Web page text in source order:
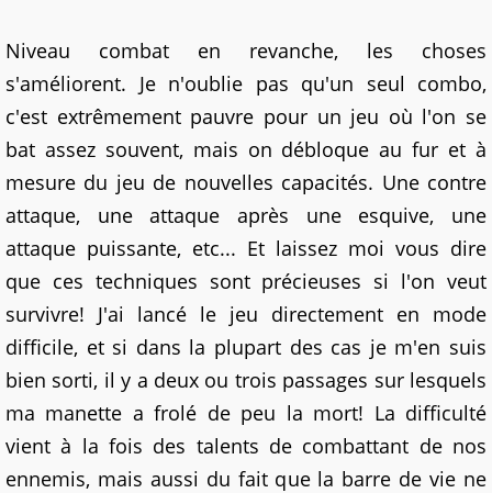
Niveau combat en revanche, les choses
s'améliorent. Je n'oublie pas qu'un seul combo,
c'est extrêmement pauvre pour un jeu où l'on se
bat assez souvent, mais on débloque au fur et à
mesure du jeu de nouvelles capacités. Une contre
attaque, une attaque après une esquive, une
attaque puissante, etc... Et laissez moi vous dire
que ces techniques sont précieuses si l'on veut
survivre! J'ai lancé le jeu directement en mode
difficile, et si dans la plupart des cas je m'en suis
bien sorti, il y a deux ou trois passages sur lesquels
ma manette a frolé de peu la mort! La difficulté
vient à la fois des talents de combattant de nos
ennemis, mais aussi du fait que la barre de vie ne